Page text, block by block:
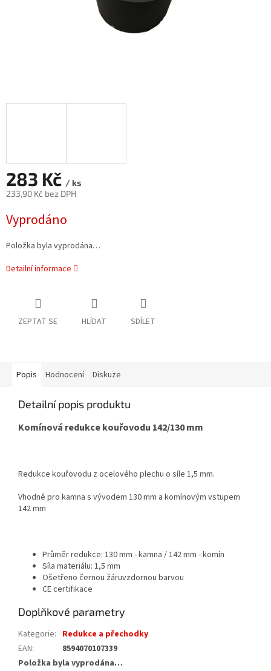
283 Kč / ks
233,90 Kč bez DPH
cena:
Vyprodáno
Položka byla vyprodána…
Detailní informace
ZEPTAT SE HLÍDAT SDÍLET
Popis Hodnocení Diskuze
Detailní popis produktu
Komínová redukce kouřovodu 142/130 mm
Redukce kouřovodu z ocelového plechu o síle 1,5 mm.
Vhodné pro kamna s vývodem 130 mm a komínovým vstupem
142 mm
Průměr redukce: 130 mm - kamna / 142 mm - komín
Síla materiálu: 1,5 mm
Ošetřeno černou žáruvzdornou barvou
CE certifikace
Doplňkové parametry
Kategorie: Redukce a přechodky
EAN:
8594070107339
Položka byla vyprodána…